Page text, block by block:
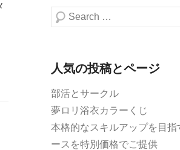
検索する
人気の投稿とページ
部活とサークル
夢ロリ浴衣カラーくじ
本格的なスキルアップを目指
ースを特別価格でご提供